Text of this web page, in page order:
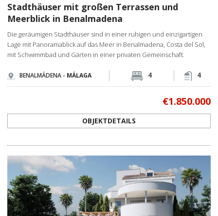
Stadthäuser mit großen Terrassen und
Meerblick in Benalmadena
Die geräumigen Stadthäuser sind in einer ruhigen und einzigartigen
Lage mit Panoramablick auf das Meer in Benalmadena, Costa del Sol,
mit Schwimmbad und Gärten in einer privaten Gemeinschaft.
BENALMÁDENA - MÁLAGA 4 4
€1.850.000
OBJEKTDETAILS